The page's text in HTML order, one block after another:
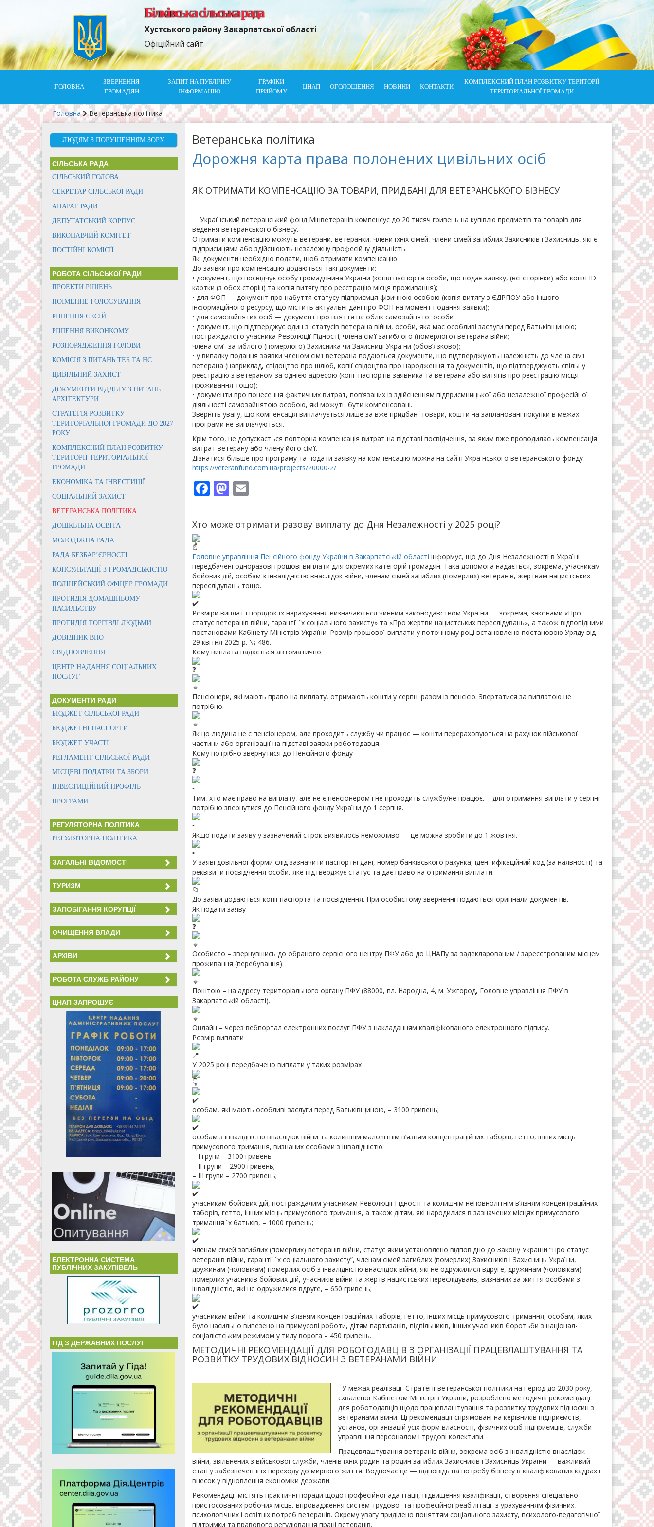
Білківська сільська рада
Хустського району Закарпатської області
Офіційний сайт
ГОЛОВНА
ЗВЕРНЕННЯ
ГРОМАДЯН
ЗАПИТ НА ПУБЛІЧНУ
ІНФОРМАЦІЮ
ГРАФІКИ
ПРИЙОМУ
ЦНАП ОГОЛОШЕННЯ НОВИНИ КОНТАКТИ
КОМПЛЕКСНИЙ ПЛАН РОЗВИТКУ ТЕРИТОРІЇ
ТЕРИТОРІАЛЬНОЇ ГРОМАДИ
Головна Ветеранська політика
ЛЮДЯМ З ПОРУШЕННЯМ ЗОРУ
СІЛЬСЬКА РАДА
СІЛЬСЬКИЙ ГОЛОВА
СЕКРЕТАР СІЛЬСЬКОЇ РАДИ
АПАРАТ РАДИ
ДЕПУТАТСЬКИЙ КОРПУС
ВИКОНАВЧИЙ КОМІТЕТ
ПОСТІЙНІ КОМІСІЇ
РОБОТА СІЛЬСЬКОЇ РАДИ
ПРОЕКТИ РІШЕНЬ
ПОІМЕННЕ ГОЛОСУВАННЯ
РІШЕННЯ СЕСІЙ
РІШЕННЯ ВИКОНКОМУ
РОЗПОРЯДЖЕННЯ ГОЛОВИ
КОМІСІЯ З ПИТАНЬ ТЕБ ТА НС
ЦИВІЛЬНИЙ ЗАХИСТ
ДОКУМЕНТИ ВІДДІЛУ З ПИТАНЬ
АРХІТЕКТУРИ
СТРАТЕГІЯ РОЗВИТКУ
ТЕРИТОРІАЛЬНОЇ ГРОМАДИ ДО 2027
РОКУ
КОМПЛЕКСНИЙ ПЛАН РОЗВИТКУ
ТЕРИТОРІЇ ТЕРИТОРІАЛЬНОЇ
ГРОМАДИ
ЕКОНОМІКА ТА ІНВЕСТИЦІЇ
СОЦІАЛЬНИЙ ЗАХИСТ
ВЕТЕРАНСЬКА ПОЛІТИКА
ДОШКІЛЬНА ОСВІТА
МОЛОДІЖНА РАДА
РАДА БЕЗБАР’ЄРНОСТІ
КОНСУЛЬТАЦІЇ З ГРОМАДСЬКІСТЮ
ПОЛІЦЕЙСЬКИЙ ОФІЦЕР ГРОМАДИ
ПРОТИДІЯ ДОМАШНЬОМУ
НАСИЛЬСТВУ
ПРОТИДІЯ ТОРГІВЛІ ЛЮДЬМИ
ДОВІДНИК ВПО
ЄВІДНОВЛЕННЯ
ЦЕНТР НАДАННЯ СОЦІАЛЬНИХ
ПОСЛУГ
ДОКУМЕНТИ РАДИ
БЮДЖЕТ СІЛЬСЬКОЇ РАДИ
БЮДЖЕТНІ ПАСПОРТИ
БЮДЖЕТ УЧАСТІ
РЕГЛАМЕНТ СІЛЬСЬКОЇ РАДИ
МІСЦЕВІ ПОДАТКИ ТА ЗБОРИ
ІНВЕСТИЦІЙНИЙ ПРОФІЛЬ
ПРОГРАМИ
РЕГУЛЯТОРНА ПОЛІТИКА
РЕГУЛЯТОРНА ПОЛІТИКА
ЗАГАЛЬНІ ВІДОМОСТІ
ТУРИЗМ
ЗАПОБІГАННЯ КОРУПЦІЇ
ОЧИЩЕННЯ ВЛАДИ
АРХІВИ
РОБОТА СЛУЖБ РАЙОНУ
ЦНАП ЗАПРОШУЄ
ЕЛЕКТРОННА СИСТЕМА
ПУБЛІЧНИХ ЗАКУПІВЕЛЬ
ГІД З ДЕРЖАВНИХ ПОСЛУГ
Ветеранська політика
Дорожня карта права полонених цивільних осіб
ЯК ОТРИМАТИ КОМПЕНСАЦІЮ ЗА ТОВАРИ, ПРИДБАНІ ДЛЯ ВЕТЕРАНСЬКОГО БІЗНЕСУ
Український ветеранський фонд Мінветеранів компенсує до 20 тисяч гривень на купівлю предметів та товарів для
ведення ветеранського бізнесу.
Отримати компенсацію можуть ветерани, ветеранки, члени їхніх сімей, члени сімей загиблих Захисників і Захисниць, які є
підприємцями або здійснюють незалежну професійну діяльність.
Які документи необхідно подати, щоб отримати компенсацію
До заявки про компенсацію додаються такі документи:
• документ, що посвідчує особу громадянина України (копія паспорта особи, що подає заявку, (всі сторінки) або копія ID-
картки (з обох сторін) та копія витягу про реєстрацію місця проживання);
• для ФОП — документ про набуття статусу підприємця фізичною особою (копія витягу з ЄДРПОУ або іншого
інформаційного ресурсу, що містить актуальні дані про ФОП на момент подання заявки);
• для самозайнятих осіб — документ про взяття на облік самозайнятої особи;
• документ, що підтверджує один зі статусів ветерана війни, особи, яка має особливі заслуги перед Батьківщиною;
постраждалого учасника Революції Гідності; члена сім’ї загиблого (померлого) ветерана війни;
члена сім’ї загиблого (померлого) Захисника чи Захисниці України (обов’язково);
• у випадку подання заявки членом сім’ї ветерана подаються документи, що підтверджують належність до члена сім’ї
ветерана (наприклад, свідоцтво про шлюб, копії свідоцтва про народження та документів, що підтверджують спільну
реєстрацію з ветераном за однією адресою (копії паспортів заявника та ветерана або витягів про реєстрацію місця
проживання тощо);
• документи про понесення фактичних витрат, пов’язаних із здійсненням підприємницької або незалежної професійної
діяльності самозайнятою особою, які можуть бути компенсовані.
Зверніть увагу, що компенсація виплачується лише за вже придбані товари, кошти на заплановані покупки в межах
програми не виплачуються.
Крім того, не допускається повторна компенсація витрат на підставі посвідчення, за яким вже проводилась компенсація
витрат ветерану або члену його сім’ї.
Дізнатися більше про програму та подати заявку на компенсацію можна на сайті Українського ветеранського фонду —
https://veteranfund.com.ua/projects/20000-2/
Facebook
Mastodon
Email
Хто може отримати разову виплату до Дня Незалежності у 2025 році?
Головне управління Пенсійного фонду України в Закарпатській області інформує, що до Дня Незалежності в Україні
передбачені одноразові грошові виплати для окремих категорій громадян. Така допомога надається, зокрема, учасникам
бойових дій, особам з інвалідністю внаслідок війни, членам сімей загиблих (померлих) ветеранів, жертвам нацистських
переслідувань тощо.
Розміри виплат і порядок їх нарахування визначаються чинним законодавством України — зокрема, законами «Про
статус ветеранів війни, гарантії їх соціального захисту» та «Про жертви нацистських переслідувань», а також відповідними
постановами Кабінету Міністрів України. Розмір грошової виплати у поточному році встановлено постановою Уряду від
29 квітня 2025 р. № 486.
Кому виплата надається автоматично
Пенсіонери, які мають право на виплату, отримають кошти у серпні разом із пенсією. Звертатися за виплатою не
потрібно.
Якщо людина не є пенсіонером, але проходить службу чи працює — кошти перераховуються на рахунок військової
частини або організації на підставі заявки роботодавця.
Кому потрібно звернутися до Пенсійного фонду
Тим, хто має право на виплату, але не є пенсіонером і не проходить службу/не працює, – для отримання виплати у серпні
потрібно звернутися до Пенсійного фонду України до 1 серпня.
Якщо подати заяву у зазначений строк виявилось неможливо — це можна зробити до 1 жовтня.
У заяві довільної форми слід зазначити паспортні дані, номер банківського рахунка, ідентифікаційний код (за наявності) та
реквізити посвідчення особи, яке підтверджує статус та дає право на отримання виплати.
До заяви додаються копії паспорта та посвідчення. При особистому зверненні подаються оригінали документів.
Як подати заяву
Особисто – звернувшись до обраного сервісного центру ПФУ або до ЦНАПу за задекларованим / зареєстрованим місцем
проживання (перебування).
Поштою – на адресу територіального органу ПФУ (88000, пл. Народна, 4, м. Ужгород, Головне управління ПФУ в
Закарпатській області).
Онлайн – через вебпортал електронних послуг ПФУ з накладанням кваліфікованого електронного підпису.
Розмір виплати
У 2025 році передбачено виплати у таких розмірах
особам, які мають особливі заслуги перед Батьківщиною, – 3100 гривень;
особам з інвалідністю внаслідок війни та колишнім малолітнім в’язням концентраційних таборів, гетто, інших місць
примусового тримання, визнаних особами з інвалідністю:
– I групи – 3100 гривень;
– II групи – 2900 гривень;
– III групи – 2700 гривень;
учасникам бойових дій, постраждалим учасникам Революції Гідності та колишнім неповнолітнім в’язням концентраційних
таборів, гетто, інших місць примусового тримання, а також дітям, які народилися в зазначених місцях примусового
тримання їх батьків, – 1000 гривень;
членам сімей загиблих (померлих) ветеранів війни, статус яким установлено відповідно до Закону України “Про статус
ветеранів війни, гарантії їх соціального захисту”, членам сімей загиблих (померлих) Захисників і Захисниць України,
дружинам (чоловікам) померлих осіб з інвалідністю внаслідок війни, які не одружилися вдруге, дружинам (чоловікам)
померлих учасників бойових дій, учасників війни та жертв нацистських переслідувань, визнаних за життя особами з
інвалідністю, які не одружилися вдруге, – 650 гривень;
учасникам війни та колишнім в’язням концентраційних таборів, гетто, інших місць примусового тримання, особам, яких
було насильно вивезено на примусові роботи, дітям партизанів, підпільників, інших учасників боротьби з націонал-
соціалістським режимом у тилу ворога – 450 гривень.
МЕТОДИЧНІ РЕКОМЕНДАЦІЇ ДЛЯ РОБОТОДАВЦІВ З ОРГАНІЗАЦІЇ ПРАЦЕВЛАШТУВАННЯ ТА
РОЗВИТКУ ТРУДОВИХ ВІДНОСИН З ВЕТЕРАНАМИ ВІЙНИ
У межах реалізації Стратегії ветеранської політики на період до 2030 року,
схваленої Кабінетом Міністрів України, розроблено методичні рекомендації
для роботодавців щодо працевлаштування та розвитку трудових відносин з
ветеранами війни. Ці рекомендації спрямовані на керівників підприємств,
установ, організацій усіх форм власності, фізичних осіб-підприємців, служби
управління персоналом і трудові колективи.
Працевлаштування ветеранів війни, зокрема осіб з інвалідністю внаслідок
війни, звільнених з військової служби, членів їхніх родин та родин загиблих Захисників і Захисниць України — важливий
етап у забезпеченні їх переходу до мирного життя. Водночас це — відповідь на потребу бізнесу в кваліфікованих кадрах і
внесок у відновлення економіки держави.
Рекомендації містять практичні поради щодо професійної адаптації, підвищення кваліфікації, створення спеціально
пристосованих робочих місць, впровадження систем трудової та професійної реабілітації з урахуванням фізичних,
психологічних і освітніх потреб ветеранів. Окрему увагу приділено поняттям соціального захисту, психолого-педагогічної
підтримки та правового регулювання праці ветеранів.